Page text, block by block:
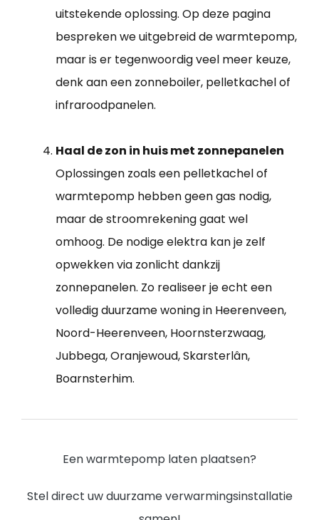
uitstekende oplossing. Op deze pagina
bespreken we uitgebreid de warmtepomp,
maar is er tegenwoordig veel meer keuze,
denk aan een zonneboiler, pelletkachel of
infraroodpanelen.
Haal de zon in huis met zonnepanelen
Oplossingen zoals een pelletkachel of
warmtepomp hebben geen gas nodig,
maar de stroomrekening gaat wel
omhoog. De nodige elektra kan je zelf
opwekken via zonlicht dankzij
zonnepanelen. Zo realiseer je echt een
volledig duurzame woning in Heerenveen,
Noord-Heerenveen, Hoornsterzwaag,
Jubbega, Oranjewoud, Skarsterlân,
Boarnsterhim.
Een warmtepomp laten plaatsen?
Stel direct uw duurzame verwarmingsinstallatie